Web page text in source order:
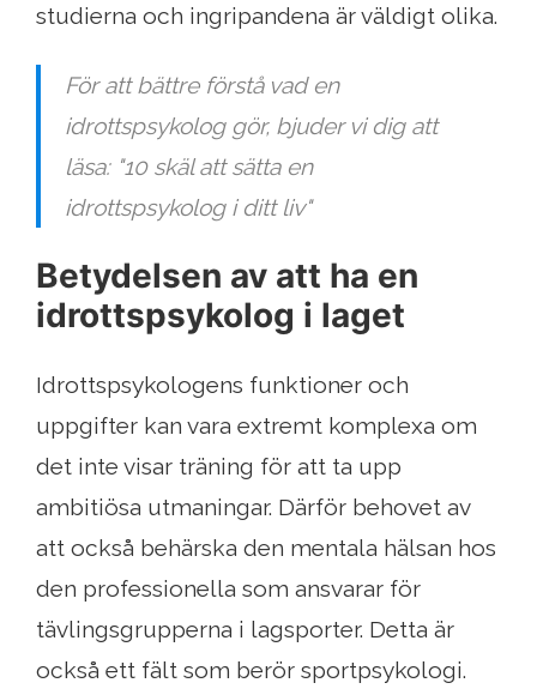
studierna och ingripandena är väldigt olika.
För att bättre förstå vad en
idrottspsykolog gör, bjuder vi dig att
läsa: "10 skäl att sätta en
idrottspsykolog i ditt liv"
Betydelsen av att ha en
idrottspsykolog i laget
Idrottspsykologens funktioner och
uppgifter kan vara extremt komplexa om
det inte visar träning för att ta upp
ambitiösa utmaningar. Därför behovet av
att också behärska den mentala hälsan hos
den professionella som ansvarar för
tävlingsgrupperna i lagsporter. Detta är
också ett fält som berör sportpsykologi.